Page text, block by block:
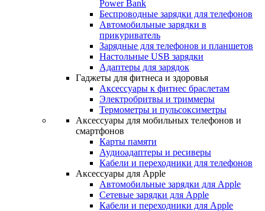
Power Bank
Беспроводные зарядки для телефонов
Автомобильные зарядки в
прикуриватель
Зарядные для телефонов и планшетов
Настольные USB зарядки
Адаптеры для зарядок
Гаджеты для фитнеса и здоровья
Аксессуары к фитнес браслетам
Электробритвы и триммеры
Термометры и пульсоксиметры
Аксессуары для мобильных телефонов и
смартфонов
Карты памяти
Аудиоадаптеры и ресиверы
Кабели и переходники для телефонов
Аксессуары для Apple
Автомобильные зарядки для Apple
Сетевые зарядки для Apple
Кабели и переходники для Apple